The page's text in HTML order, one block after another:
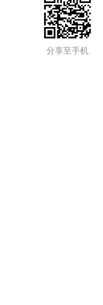
分享至手机